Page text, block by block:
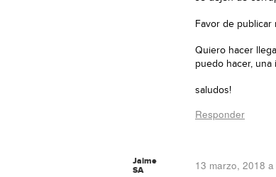
Favor de publicar
Quiero hacer
puedo hacer, una
saludos!
Responder
Jaime
SA
13 marzo, 2018